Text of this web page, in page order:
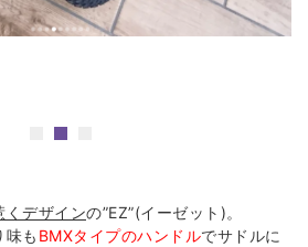
くデザインの”EZ”(イーゼット)。
味も BMXタイプのハンドルでサドルに